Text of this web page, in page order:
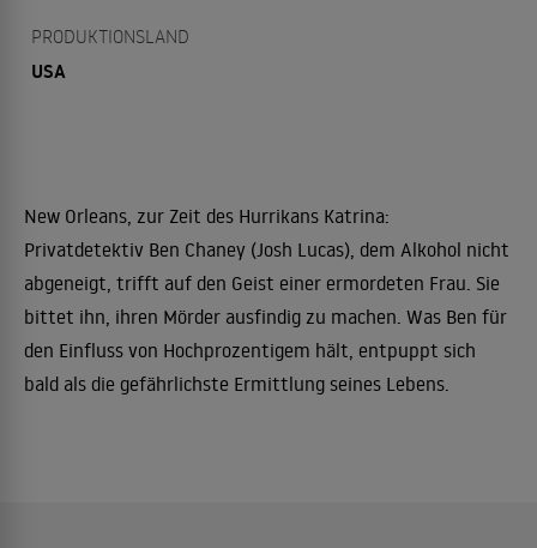
PRODUKTIONSLAND
USA
New Orleans, zur Zeit des Hurrikans Katrina:
Privatdetektiv Ben Chaney (Josh Lucas), dem Alkohol nicht
abgeneigt, trifft auf den Geist einer ermordeten Frau. Sie
bittet ihn, ihren Mörder ausfindig zu machen. Was Ben für
den Einfluss von Hochprozentigem hält, entpuppt sich
bald als die gefährlichste Ermittlung seines Lebens.